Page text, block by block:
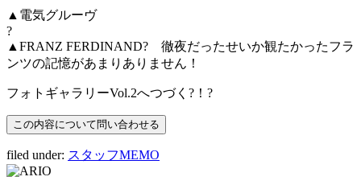
▲電気グルーヴ
?
▲FRANZ FERDINAND? 徹夜だったせいか観たかったフラ
ンツの記憶があまりありません！
フォトギャラリーVol.2へつづく?！?
filed under: スタッフMEMO